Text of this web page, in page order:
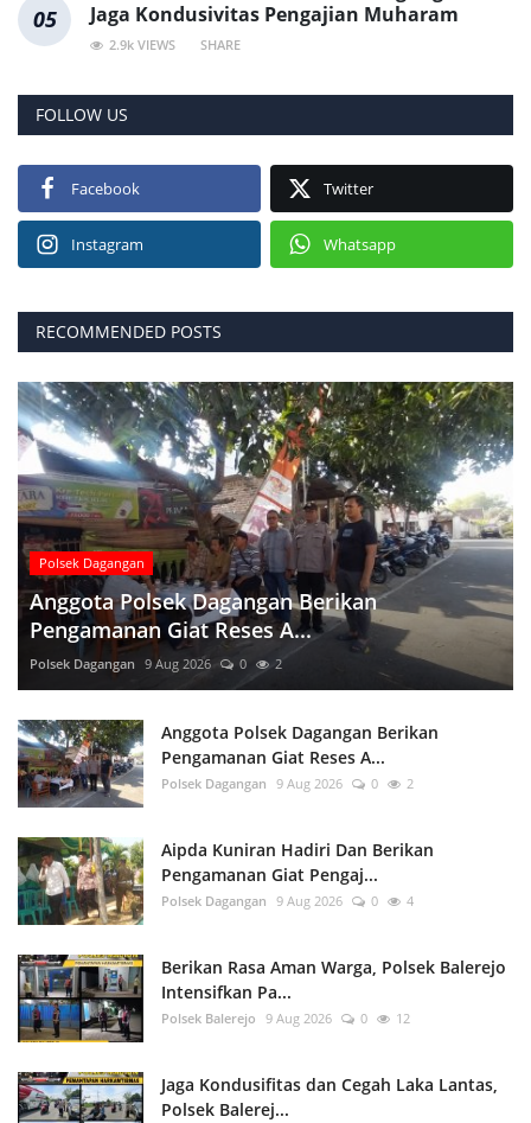
05
Jaga Kondusivitas Pengajian Muharam
2.9k VIEWS SHARE
FOLLOW US
Facebook Twitter
Instagram Whatsapp
RECOMMENDED POSTS
Polsek Dagangan
Anggota Polsek Dagangan Berikan
Pengamanan Giat Reses A...
Polsek Dagangan 9 Aug 2026 0 2
Anggota Polsek Dagangan Berikan
Pengamanan Giat Reses A...
Polsek Dagangan 9 Aug 2026 0 2
Aipda Kuniran Hadiri Dan Berikan
Pengamanan Giat Pengaj...
Polsek Dagangan 9 Aug 2026 0 4
Berikan Rasa Aman Warga, Polsek Balerejo
Intensifkan Pa...
Polsek Balerejo 9 Aug 2026 0 12
Jaga Kondusifitas dan Cegah Laka Lantas,
Polsek Balerej...